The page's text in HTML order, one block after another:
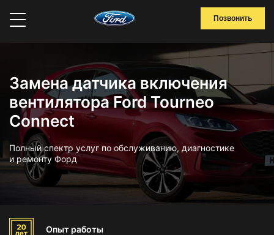
Позвонить
Замена датчика включения
вентилятора Ford Tourneo
Connect
Полный спектр услуг по обслуживанию, диагностике
и ремонту Форд
Опыт работы